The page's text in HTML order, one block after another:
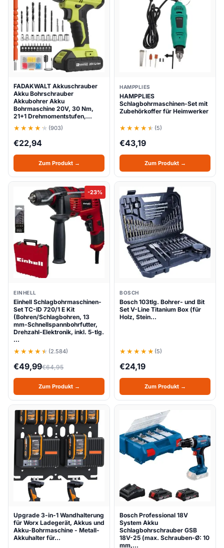
FADAKWALT Akkuschrauber
Akku Bohrschrauber
Akkubohrer Akku
Bohrmaschine 20V, 30 Nm,
21+1 Drehmomentstufen,…
(903)
€22,94
Zum Produkt →
HAMPPLIES
HAMPPLIES
Schlagbohrmaschinen-Set mit
Zubehörkoffer für Heimwerker
(5)
€43,19
Zum Produkt →
-23%
EINHELL
Einhell Schlagbohrmaschinen-
Set TC-ID 720/1 E Kit
(Bohren/Schlagbohren, 13
mm-Schnellspannbohrfutter,
Drehzahl-Elektronik, inkl. 5-tlg.
…
(2.584)
€49,99€64,95
Zum Produkt →
BOSCH
Bosch 103tlg. Bohrer- und Bit
Set V-Line Titanium Box (für
Holz, Stein…
(5)
€24,19
Zum Produkt →
Upgrade 3-in-1 Wandhalterung
für Worx Ladegerät, Akkus und
Akku-Bohrmaschine - Metall-
Akkuhalter für…
Bosch Professional 18V
System Akku
Schlagbohrschrauber GSB
18V-25 (max. Schrauben-Ø: 10
mm,…